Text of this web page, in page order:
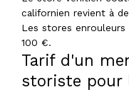
californien revient à
Les stores
100 €.
Tarif d'un
storiste pour